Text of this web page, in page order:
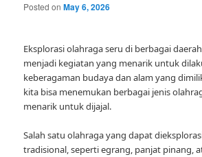
Posted onMay 6, 2026
Eksplorasi olahraga seru di berbagai
menjadi kegiatan yang menarik untuk
keberagaman budaya dan alam yang
kita bisa menemukan berbagai jenis
menarik untuk dijajal.
Salah satu olahraga yang dapat
tradisional, seperti egrang, panjat pinang,